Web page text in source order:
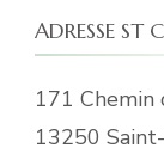
ADRESSE ST
171 Chemin
13250